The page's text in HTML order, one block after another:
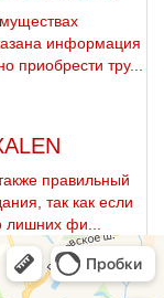
информация
приобрести тpу...
правильный
так как если
лишних фи...